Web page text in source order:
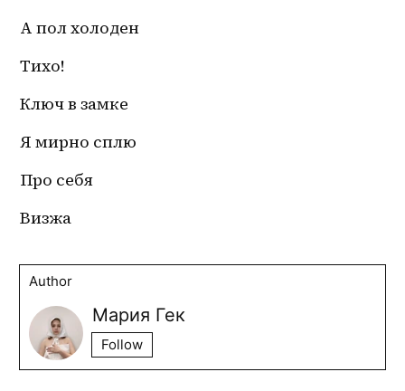
А пол холоден
Тихо!
Ключ в замке
Я мирно сплю
Про себя
Визжа
Author
Мария Гек
Follow